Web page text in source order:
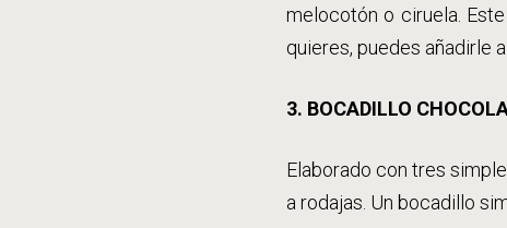
melocotón o ciruela.
quieres, puedes añadirle
3. BOCADILLO
Elaborado con tres
a rodajas. Un bocadillo